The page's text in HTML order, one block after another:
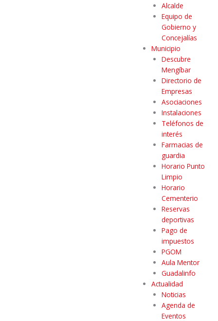
Alcalde
Equipo de
Gobierno y
Concejalías
Municipio
Descubre
Mengíbar
Directorio de
Empresas
Asociaciones
Instalaciones
Teléfonos de
interés
Farmacias de
guardia
Horario Punto
Limpio
Horario
Cementerio
Reservas
deportivas
Pago de
impuestos
PGOM
Aula Mentor
Guadalinfo
Actualidad
Noticias
Agenda de
Eventos